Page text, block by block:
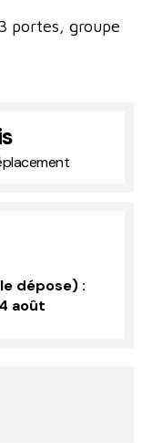
portes, groupe
dépose) :
août